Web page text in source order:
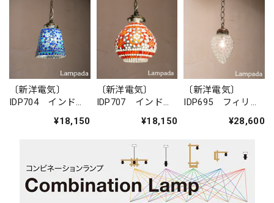
〔新洋電気〕
IDP704 インド・
ペンダントライト
¥18,150
〔新洋電気〕
IDP707 インド・
ペンダントライト
¥18,150
〔新洋電気〕
IDP695 フィリピ
ントライト¥28,600